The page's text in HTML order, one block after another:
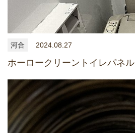
河合 2024.08.27
ホーロークリーントイレパネル